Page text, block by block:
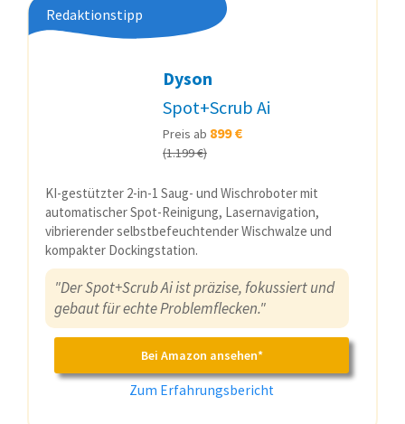
Redaktionstipp
Dyson
Spot+Scrub Ai
Preis ab 899 €
(1.199 €)
KI-gestützter 2-in-1 Saug- und Wischroboter mit
automatischer Spot-Reinigung, Lasernavigation,
vibrierender selbstbefeuchtender Wischwalze und
kompakter Dockingstation.
"Der Spot+Scrub Ai ist präzise, fokussiert und
gebaut für echte Problemflecken."
Bei Amazon ansehen*
Zum Erfahrungsbericht